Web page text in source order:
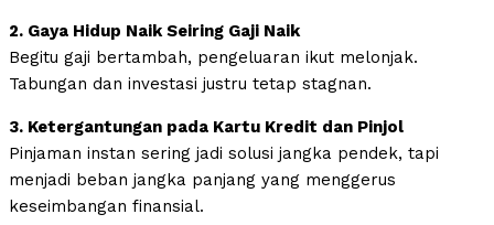
2. Gaya Hidup Naik Seiring Gaji Naik
Begitu gaji bertambah, pengeluaran ikut melonjak.
Tabungan dan investasi justru tetap stagnan.
3. Ketergantungan pada Kartu Kredit dan Pinjol
Pinjaman instan sering jadi solusi jangka pendek, tapi
menjadi beban jangka panjang yang menggerus
keseimbangan finansial.